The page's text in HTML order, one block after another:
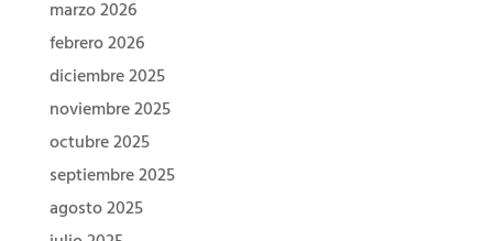
marzo 2026
febrero 2026
diciembre 2025
noviembre 2025
octubre 2025
septiembre 2025
agosto 2025